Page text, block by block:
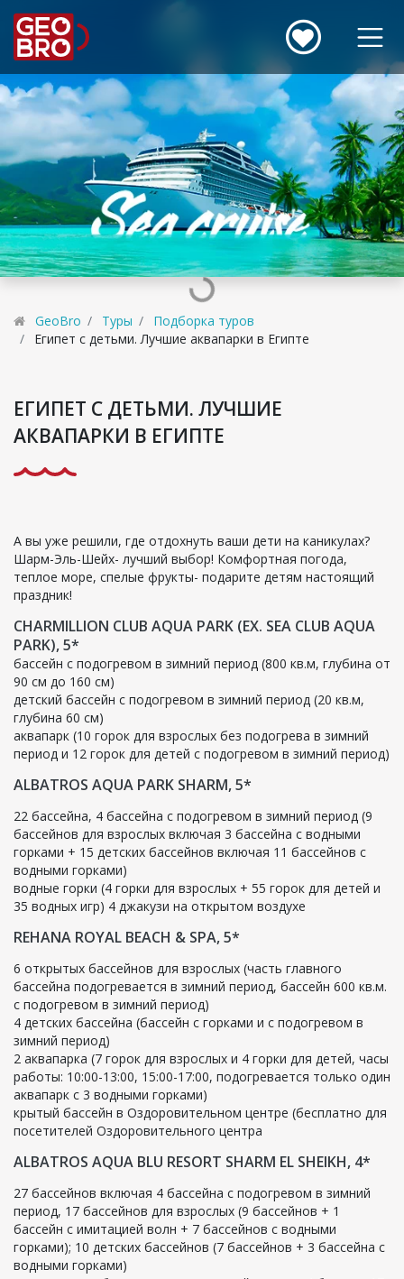
GeoBro Туры
Подборка туров
Египет с детьми. Лучшие аквапарки в Египте
ЕГИПЕТ С ДЕТЬМИ. ЛУЧШИЕ
АКВАПАРКИ В ЕГИПТЕ
А вы уже решили, где отдохнуть ваши дети на каникулах?
Шарм-Эль-Шейх- лучший выбор! Комфортная погода,
теплое море, спелые фрукты- подарите детям настоящий
праздник!
CHARMILLION CLUB AQUA PARK (EX. SEA CLUB AQUA
PARK), 5*
бассейн с подогревом в зимний период (800 кв.м, глубина от
90 см до 160 см)
детский бассейн с подогревом в зимний период (20 кв.м,
глубина 60 см)
аквапарк (10 горок для взрослых без подогрева в зимний
период и 12 горок для детей с подогревом в зимний период)
ALBATROS AQUA PARK SHARM, 5*
22 бассейна, 4 бассейна с подогревом в зимний период (9
бассейнов для взрослых включая 3 бассейна с водными
горками + 15 детских бассейнов включая 11 бассейнов с
водными горками)
водные горки (4 горки для взрослых + 55 горок для детей и
35 водных игр) 4 джакузи на открытом воздухе
REHANA ROYAL BEACH & SPA, 5*
6 открытых бассейнов для взрослых (часть главного
бассейна подогревается в зимний период, бассейн 600 кв.м.
с подогревом в зимний период)
4 детских бассейна (бассейн с горками и с подогревом в
зимний период)
2 аквапарка (7 горок для взрослых и 4 горки для детей, часы
работы: 10:00-13:00, 15:00-17:00, подогревается только один
аквапарк с 3 водными горками)
крытый бассейн в Оздоровительном центре (бесплатно для
посетителей Оздоровительного центра
ALBATROS AQUA BLU RESORT SHARM EL SHEIKH, 4*
27 бассейнов включая 4 бассейна с подогревом в зимний
период, 17 бассейнов для взрослых (9 бассейнов + 1
бассейн с имитацией волн + 7 бассейнов с водными
горками); 10 детских бассейнов (7 бассейнов + 3 бассейна с
водными горками)